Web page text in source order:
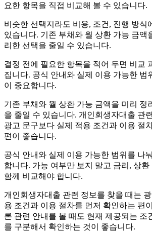
요한 항목을 직접 비교해 볼 수 있습니다.
비슷한 선택지라도 비용, 조건, 진행 방식
있습니다. 기존 부채와 월 상환 가능 금액
리한 선택을 줄일 수 있습니다.
결정 전에 필요한 항목을 적어 두면 비교
집니다. 공식 안내와 실제 이용 가능한 범
이 중요합니다.
기존 부채와 월 상환 가능 금액을 미리 정
을 줄일 수 있습니다. 개인회생자대출 관
광고 문구보다 실제 적용 조건과 이용 절
편이 좋습니다.
공식 안내와 실제 이용 가능한 범위를 나
합니다. 가능 여부만 보지 말고 금리, 상
함께 비교해야 합니다.
개인회생자대출 관련 정보를 찾을 때는
용 조건과 이용 절차를 먼저 확인하는 편
론 관련 안내를 볼 때도 현재 제공되는 조
를 구분해서 확인하는 것이 좋습니다.